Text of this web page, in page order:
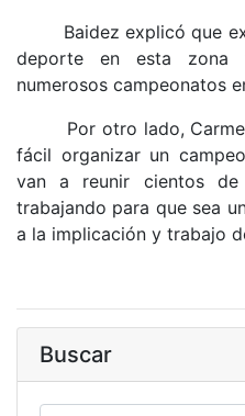
Baidez explicó que
deporte en esta zona
numerosos campeonatos
Por otro lado,
fácil organizar un
van a reunir cientos
trabajando para que sea
a la implicación y trabajo
Buscar